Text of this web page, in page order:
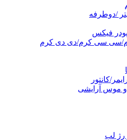
/دوطرفه
فیکس
سی سی کرم/دی دی کرم
کانتور
و موس آرایشی
لب